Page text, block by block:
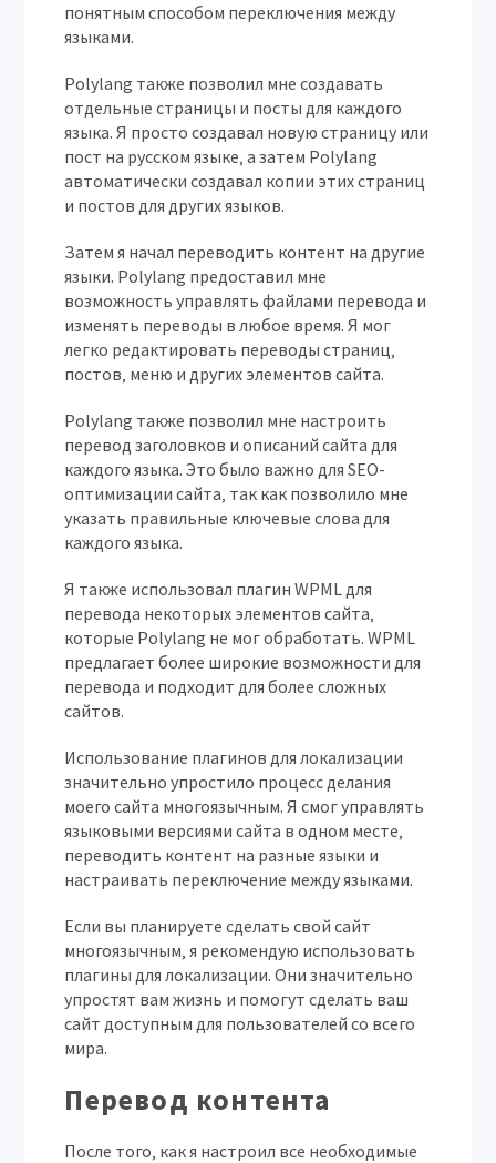
понятным способом переключения между
языками.
Polylang также позволил мне создавать
отдельные страницы и посты для каждого
языка. Я просто создавал новую страницу или
пост на русском языке‚ а затем Polylang
автоматически создавал копии этих страниц
и постов для других языков.
Затем я начал переводить контент на другие
языки. Polylang предоставил мне
возможность управлять файлами перевода и
изменять переводы в любое время. Я мог
легко редактировать переводы страниц‚
постов‚ меню и других элементов сайта.
Polylang также позволил мне настроить
перевод заголовков и описаний сайта для
каждого языка. Это было важно для SEO-
оптимизации сайта‚ так как позволило мне
указать правильные ключевые слова для
каждого языка.
Я также использовал плагин WPML для
перевода некоторых элементов сайта‚
которые Polylang не мог обработать. WPML
предлагает более широкие возможности для
перевода и подходит для более сложных
сайтов.
Использование плагинов для локализации
значительно упростило процесс делания
моего сайта многоязычным. Я смог управлять
языковыми версиями сайта в одном месте‚
переводить контент на разные языки и
настраивать переключение между языками.
Если вы планируете сделать свой сайт
многоязычным‚ я рекомендую использовать
плагины для локализации. Они значительно
упростят вам жизнь и помогут сделать ваш
сайт доступным для пользователей со всего
мира.
Перевод контента
После того‚ как я настроил все необходимые